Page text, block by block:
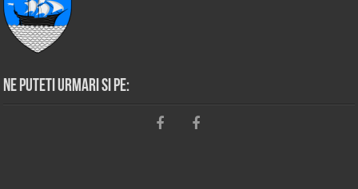
Ne puteti urmari si pe: